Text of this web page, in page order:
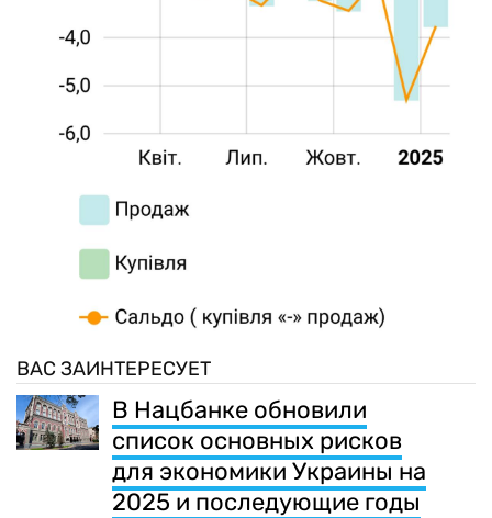
ВАС ЗАИНТЕРЕСУЕТ
В Нацбанке обновили
список основных рисков
для экономики Украины на
2025 и последующие годы